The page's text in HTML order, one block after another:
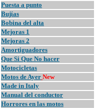
Puesta a punto
Bujías
Bobina del alta
Mejoras 1
Mejoras 2
Amortiguadores
Que Si Que No hacer
Motocicletas
Motos de Ayer New
Made in Italy
Manual del conductor
Horrores en las motos